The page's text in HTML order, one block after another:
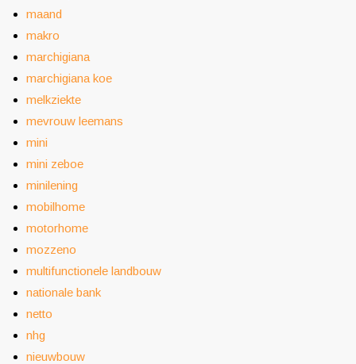
maand
makro
marchigiana
marchigiana koe
melkziekte
mevrouw leemans
mini
mini zeboe
minilening
mobilhome
motorhome
mozzeno
multifunctionele landbouw
nationale bank
netto
nhg
nieuwbouw